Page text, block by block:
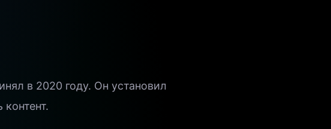
в 2020 году. Он установил